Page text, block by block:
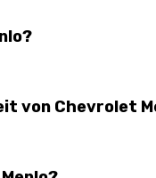
von Chevrolet